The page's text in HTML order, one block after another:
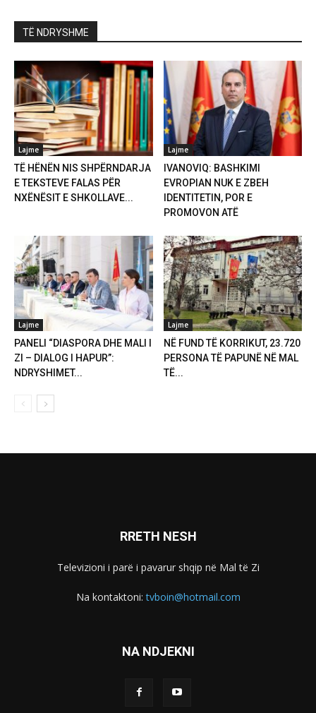
TË NDRYSHME
Lajme
TË HËNËN NIS SHPËRNDARJA
E TEKSTEVE FALAS PËR
NXËNËSIT E SHKOLLAVE...
Lajme
IVANOVIQ: BASHKIMI
EVROPIAN NUK E ZBEH
IDENTITETIN, POR E
PROMOVON ATË
Lajme
PANELI “DIASPORA DHE MALI I
ZI – DIALOG I HAPUR”:
NDRYSHIMET...
Lajme
NË FUND TË KORRIKUT, 23.720
PERSONA TË PAPUNË NË MAL
TË...
RRETH NESH
Televizioni i parë i pavarur shqip në Mal të Zi
Na kontaktoni:tvboin@hotmail.com
NA NDJEKNI